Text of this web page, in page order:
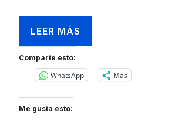
LEER MÁS
Comparte esto:
WhatsApp Más
Me gusta esto: